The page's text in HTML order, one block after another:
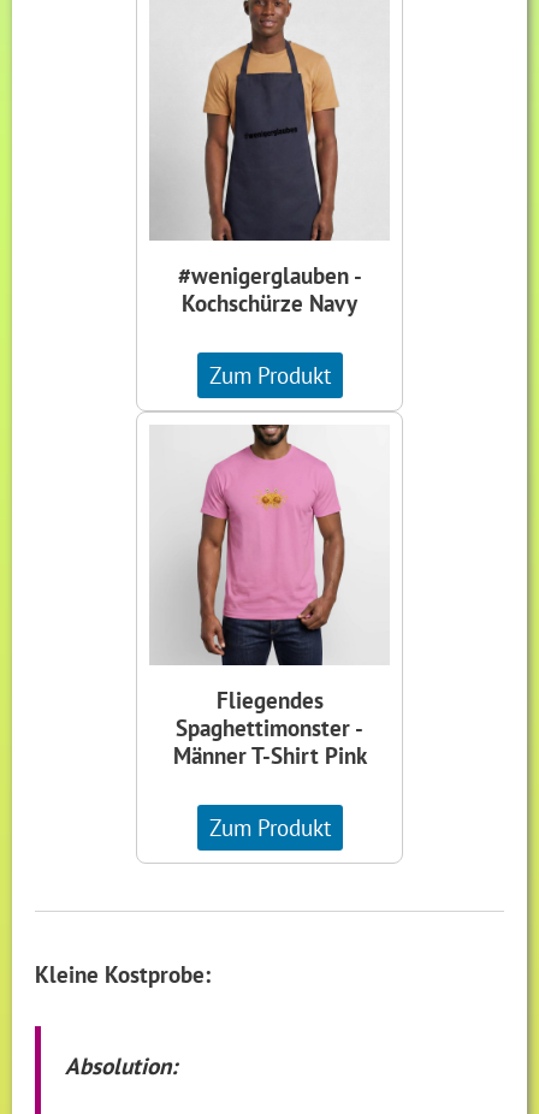
#wenigerglauben -
Kochschürze Navy
Zum Produkt
Fliegendes
Spaghettimonster -
Männer T-Shirt Pink
Zum Produkt
Kleine Kostprobe:
Absolution: